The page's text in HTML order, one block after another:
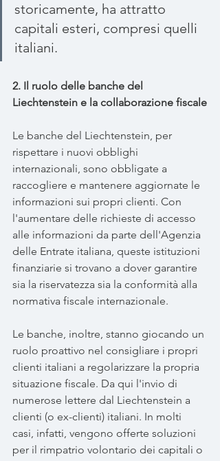
storicamente, ha attratto
capitali esteri, compresi quelli
italiani.
2. Il ruolo delle banche del
Liechtenstein e la collaborazione fiscale
Le banche del Liechtenstein, per
rispettare i nuovi obblighi
internazionali, sono obbligate a
raccogliere e mantenere aggiornate le
informazioni sui propri clienti. Con
l'aumentare delle richieste di accesso
alle informazioni da parte dell'Agenzia
delle Entrate italiana, queste istituzioni
finanziarie si trovano a dover garantire
sia la riservatezza sia la conformità alla
normativa fiscale internazionale.
Le banche, inoltre, stanno giocando un
ruolo proattivo nel consigliare i propri
clienti italiani a regolarizzare la propria
situazione fiscale. Da qui l'invio di
numerose lettere dal Liechtenstein a
clienti (o ex-clienti) italiani. In molti
casi, infatti, vengono offerte soluzioni
per il rimpatrio volontario dei capitali o